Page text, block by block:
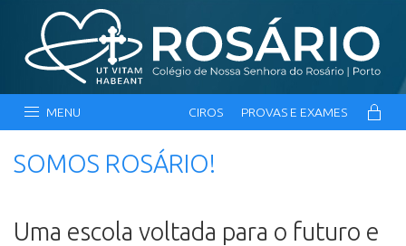
MENU CIROS PROVAS E EXAMES
SOMOS ROSÁRIO!
Uma escola voltada para o futuro e